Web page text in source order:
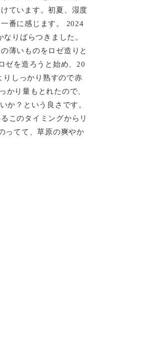
ています。初夏、湿度
番に感じます。 2024
りばらつきました。
薄いものをロゼ造りと
ゼを造ろうと始め、20
りしっかり熟すので赤
かり量もとれたので、
か？という良さです。
このタイミングからリ
ってて、草原の爽やか